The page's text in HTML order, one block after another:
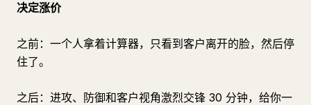
决定涨价
之前：一个人拿着计算器，只看到客户离开的脸，然后停
住了。
之后：进攻、防御和客户视角激烈交锋 30 分钟，给你一